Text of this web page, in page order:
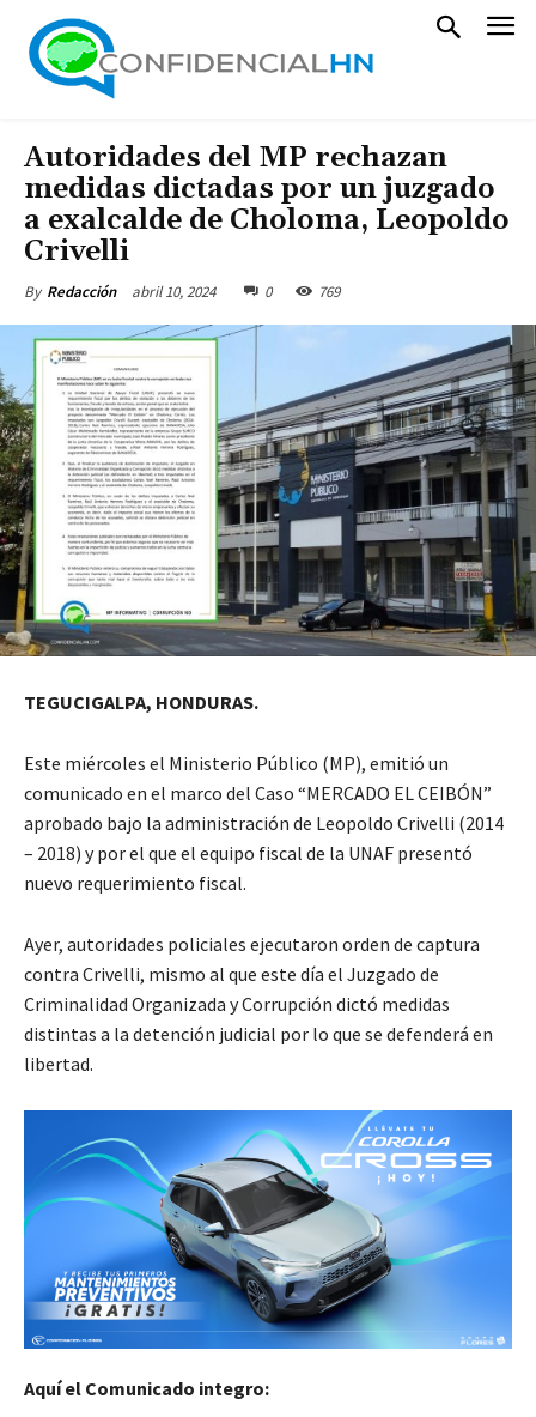
Autoridades del MP rechazan
medidas dictadas por un juzgado
a exalcalde de Choloma, Leopoldo
Crivelli
By Redacción abril 10, 2024 0 769
TEGUCIGALPA, HONDURAS.
Este miércoles el Ministerio Público (MP), emitió un
comunicado en el marco del Caso “MERCADO EL CEIBÓN”
aprobado bajo la administración de Leopoldo Crivelli (2014
– 2018) y por el que el equipo fiscal de la UNAF presentó
nuevo requerimiento fiscal.
Ayer, autoridades policiales ejecutaron orden de captura
contra Crivelli, mismo al que este día el Juzgado de
Criminalidad Organizada y Corrupción dictó medidas
distintas a la detención judicial por lo que se defenderá en
libertad.
Aquí el Comunicado integro: